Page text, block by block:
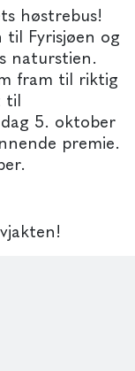
høstrebus!
til Fyrisjøen og
naturstien.
fram til riktig
til
5. oktober
premie.